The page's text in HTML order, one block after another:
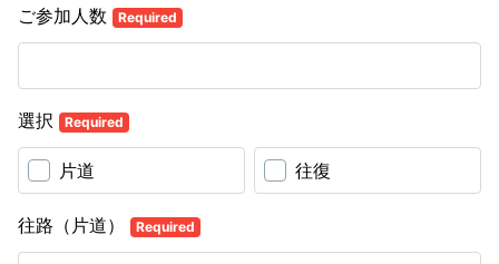
ご参加人数 Required
選択 Required
片道 往復
往路（片道） Required